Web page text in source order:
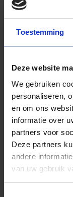
Toestemming
Deze website
We gebruiken
personaliseren,
en om ons
informatie over
partners voor
Deze partners
andere
van uw gebruik